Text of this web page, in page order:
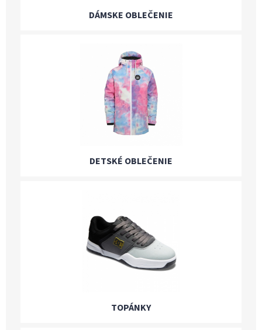
DÁMSKE OBLEČENIE
DETSKÉ OBLEČENIE
TOPÁNKY